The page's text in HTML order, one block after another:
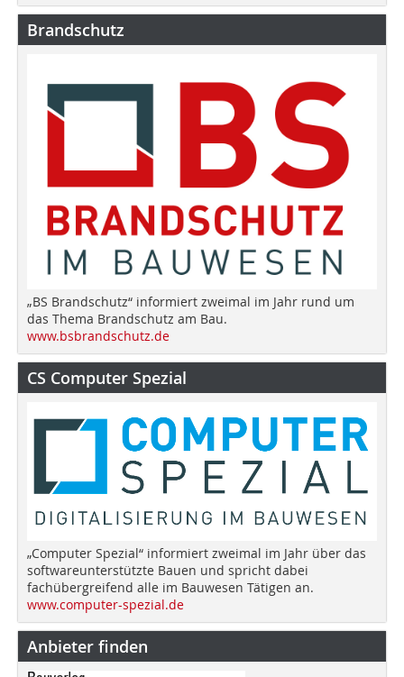
Brandschutz
„BS Brandschutz“ informiert zweimal im Jahr rund um
das Thema Brandschutz am Bau.
www.bsbrandschutz.de
CS Computer Spezial
„Computer Spezial“ informiert zweimal im Jahr über das
softwareunterstützte Bauen und spricht dabei
fachübergreifend alle im Bauwesen Tätigen an.
www.computer-spezial.de
Anbieter finden